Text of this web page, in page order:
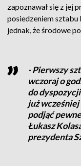
zapoznawał się z jej
posiedzeniem
jednak, że środowe
- Pierwszy
wczoraj o
do
już wcześniej
podjąć
Łukasz
prezydenta